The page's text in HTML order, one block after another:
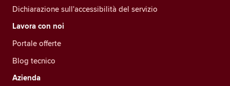
Dichiarazione sull'accessibilità del servizio
Lavora con noi
Portale offerte
Blog tecnico
Azienda